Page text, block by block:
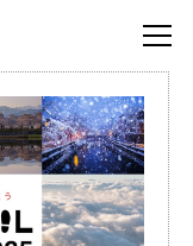
ョン